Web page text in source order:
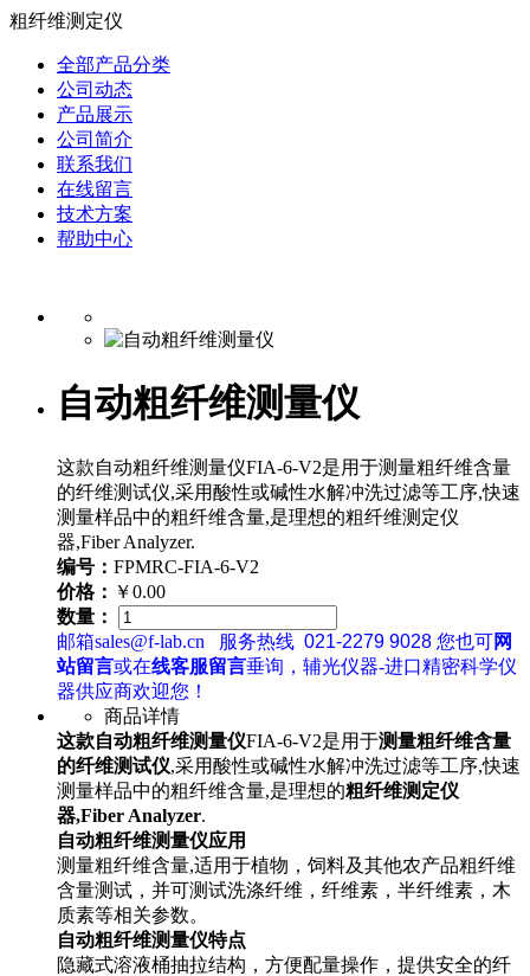
粗纤维测定仪
全部产品分类
公司动态
产品展示
公司简介
联系我们
在线留言
技术方案
帮助中心
自动粗纤维测量仪
这款自动粗纤维测量仪FIA-6-V2是用于测量粗纤维含量
的纤维测试仪,采用酸性或碱性水解冲洗过滤等工序,快速
测量样品中的粗纤维含量,是理想的粗纤维测定仪
器,Fiber Analyzer.
编号： FPMRC-FIA-6-V2
价格： ￥0.00
数量：
邮箱sales@f-lab.cn
服务热线 021-2279 9028 您也可网
站留言或在线客服留言垂询，辅光仪器-进口精密科学仪
器供应商欢迎您！
商品详情
这款自动粗纤维测量仪FIA-6-V2是用于测量粗纤维含量
的纤维测试仪,采用酸性或碱性水解冲洗过滤等工序,快速
测量样品中的粗纤维含量,是理想的粗纤维测定仪
器,Fiber Analyzer.
自动粗纤维测量仪应用
测量粗纤维含量,适用于植物，饲料及其他农产品粗纤维
含量测试，并可测试洗涤纤维，纤维素，半纤维素，木
质素等相关参数。
自动粗纤维测量仪特点
隐藏式溶液桶抽拉结构，方便配量操作，提供安全的纤